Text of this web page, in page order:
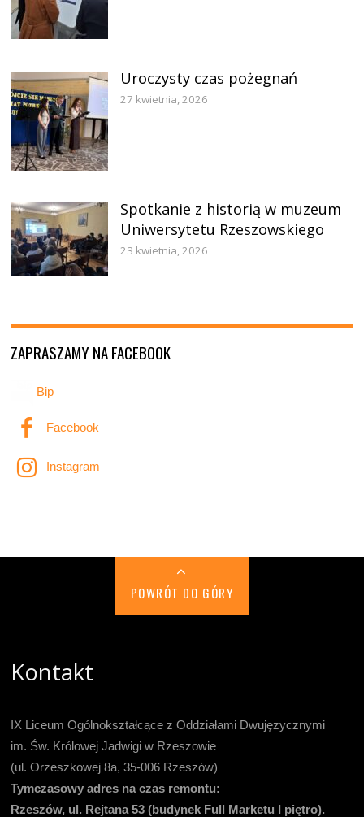
Uroczysty czas pożegnań
27 kwietnia, 2026
Spotkanie z historią w muzeum
Uniwersytetu Rzeszowskiego
23 kwietnia, 2026
ZAPRASZAMY NA FACEBOOK
Bip
Facebook
Instagram
POWRÓT DO GÓRY
Kontakt
IX Liceum Ogólnokształcące z Oddziałami Dwujęzycznymi
im. Św. Królowej Jadwigi w Rzeszowie
(ul. Orzeszkowej 8a, 35-006 Rzeszów)
Tymczasowy adres na czas remontu:
Rzeszów, ul. Rejtana 53 (budynek Full Marketu I piętro).